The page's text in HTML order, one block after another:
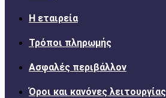
Η εταιρεία
Τρόποι πληρωμής
Ασφαλές περιβάλλον
Όροι και κανόνες λειτουργίας